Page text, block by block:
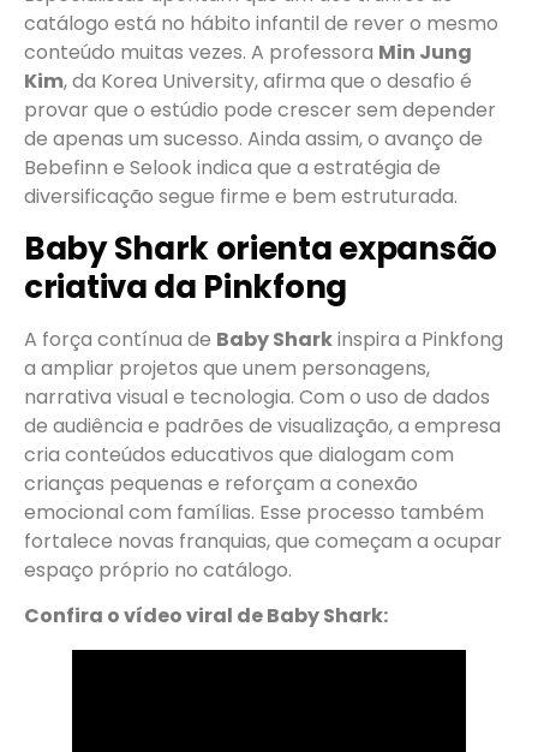
catálogo está no hábito infantil de rever o mesmo
conteúdo muitas vezes. A professora Min Jung
Kim, da Korea University, afirma que o desafio é
provar que o estúdio pode crescer sem depender
de apenas um sucesso. Ainda assim, o avanço de
Bebefinn e Selook indica que a estratégia de
diversificação segue firme e bem estruturada.
Baby Shark orienta expansão
criativa da Pinkfong
A força contínua de Baby Sharkinspira a Pinkfong
a ampliar projetos que unem personagens,
narrativa visual e tecnologia. Com o uso de dados
de audiência e padrões de visualização, a empresa
cria conteúdos educativos que dialogam com
crianças pequenas e reforçam a conexão
emocional com famílias. Esse processo também
fortalece novas franquias, que começam a ocupar
espaço próprio no catálogo.
Confira o vídeo viral de Baby Shark: